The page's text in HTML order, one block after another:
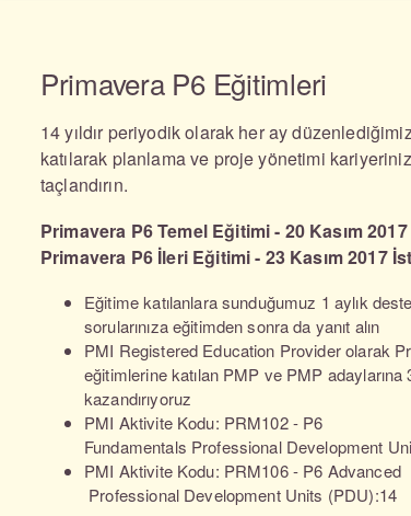
Primavera P6 Eğitimleri
14 yıldır periyodik olarak her ay
katılarak planlama ve proje yönetimi
taçlandırın.
Primavera P6 Temel Eğitimi - 20 Kasım
Primavera P6 İleri Eğitimi - 23 Kasım 2017
Eğitime katılanlara sunduğumuz 1 aylık
sorularınıza eğitimden sonra da yanıt alın
PMI Registered Education Provider olarak
eğitimlerine katılan PMP ve PMP adaylarına
kazandırıyoruz
PMI Aktivite Kodu: PRM102 - P6
Fundamentals Professional Development
PMI Aktivite Kodu: PRM106 - P6 Advanced
Professional Development Units (PDU):14